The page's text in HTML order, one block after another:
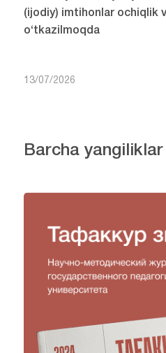
(ijodiy) imtihonlar ochiqlik
o‘tkazilmoqda
13/07/2026
Barcha yangiliklar